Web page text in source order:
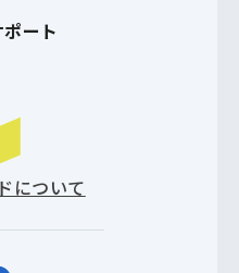
ート
について